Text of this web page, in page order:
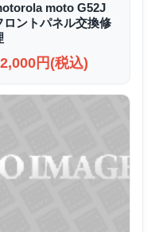
moto G52J
ロントパネル交換修
円(税込)